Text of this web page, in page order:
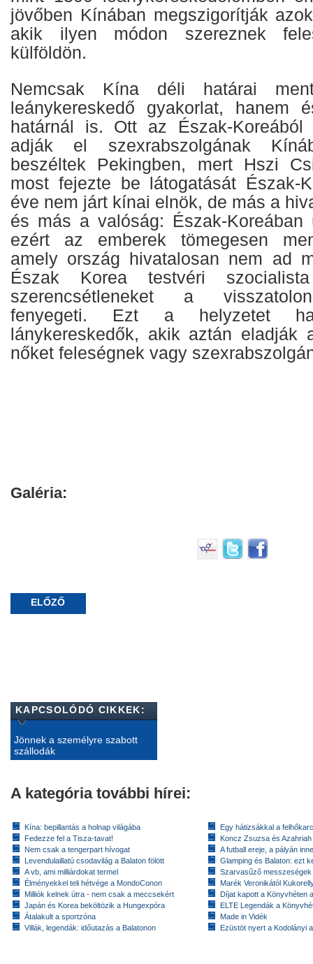
jövőben Kínában megszigorítják
akik ilyen módon szereznek
külföldön.
Nemcsak Kína déli határai
leánykereskedő gyakorlat, hanem
határnál is. Ott az Észak-Koreából
adják el szexrabszolgának
beszéltek Pekingben, mert Hszi
most fejezte be látogatását Észak-
éve nem járt kínai elnök, de más a
és más a valóság: Észak-
ezért az emberek tömegesen
amely ország hivatalosan nem ad
Észak Korea testvéri
szerencsétleneket a
fenyegeti. Ezt a helyzetet
lánykereskedők, akik aztán eladják
nőket feleségnek vagy
Galéria:
ELŐZŐ
KAPCSOLÓDÓ CIKKEK:
Jönnek a személyre szabott
szállodák
A kategória további hírei:
Kína: bepillantás a holnap világába
Fedezze fel a Tisza-tavat!
Nem csak a tengerpart hívogat
Levendulaillatú csodavilág a Balaton fölött
A vb, ami milliárdokat termel
Élményekkel teli hétvége a MondoConon
Milliók kelnek útra - nem csak a meccsekért
Japán és Korea beköltözik a Hungexpóra
Átalakult a sportzóna
Villák, legendák: időutazás a Balatonon
Egy hátizsákkal a
Koncz Zsuzsa és
A futball ereje, a pályán
Glamping és Balaton: ezt
Szarvasűző messzeségek
Marék Veronikától
Díjat kapott a Könyvhéten
ELTE Legendák a
Made in Vidék
Ezüstöt nyert a Kodolányi